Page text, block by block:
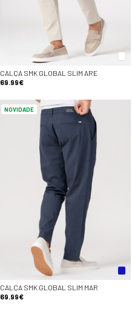
CALÇA SMK GLOBAL SLIM ARE
69.99€
NOVIDADE
CALÇA SMK GLOBAL SLIM MAR
69.99€